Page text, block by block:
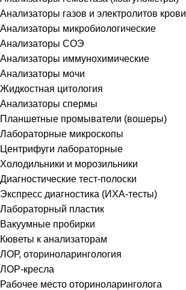
Анализаторы газов и электролитов крови
Анализаторы микробиологические
Анализаторы СОЭ
Анализаторы иммунохимические
Анализаторы мочи
Жидкостная цитология
Анализаторы спермы
Планшетные промыватели (вошеры)
Лабораторные микроскопы
Центрифуги лабораторные
Холодильники и морозильники
Диагностические тест-полоски
Экспресс диагностика (ИХА-тесты)
Лабораторный пластик
Вакуумные пробирки
Кюветы к анализаторам
ЛОР, оториноларингология
ЛОР-кресла
Рабочее место оториноларинголога